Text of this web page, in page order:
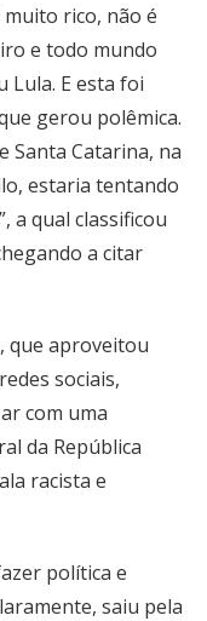
rico, não é
e todo mundo
Lula. E esta foi
gerou polêmica.
Santa Catarina, na
estaria tentando
a qual classificou
a citar
que aproveitou
sociais,
com uma
da República
racista e
política e
saiu pela